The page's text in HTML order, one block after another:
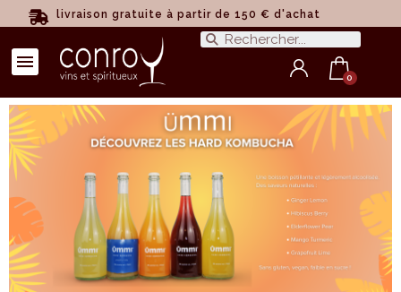
livraison gratuite à partir de 150 € d'achat